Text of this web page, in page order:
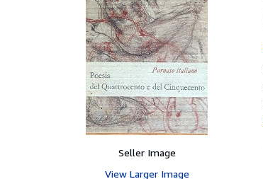
Seller Image
View Larger Image